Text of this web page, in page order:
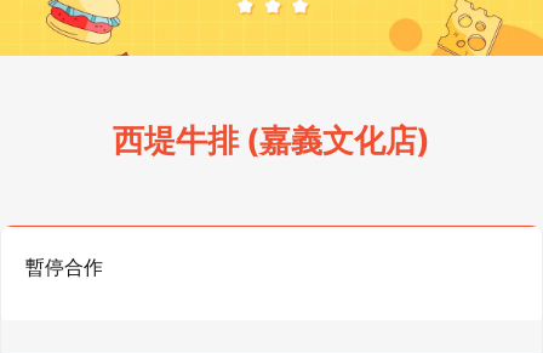
西堤牛排 (嘉義文化店)
暫停合作